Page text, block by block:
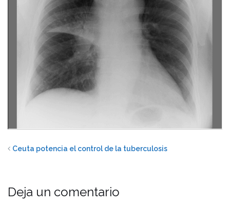
Ceuta potencia el control de la tuberculosis
Deja un comentario